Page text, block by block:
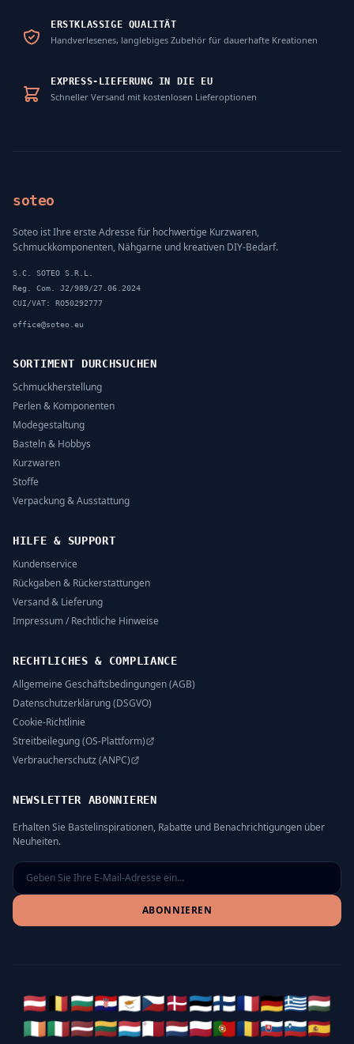
ERSTKLASSIGE QUALITÄT
Handverlesenes, langlebiges Zubehör für dauerhafte Kreationen
EXPRESS-LIEFERUNG IN DIE EU
Schneller Versand mit kostenlosen Lieferoptionen
soteo
Soteo ist Ihre erste Adresse für hochwertige Kurzwaren,
Schmuckkomponenten, Nähgarne und kreativen DIY-Bedarf.
S.C. SOTEO S.R.L.
Reg. Com. J2/989/27.06.2024
CUI/VAT: RO50292777
office@soteo.eu
SORTIMENT DURCHSUCHEN
Schmuckherstellung
Perlen & Komponenten
Modegestaltung
Basteln & Hobbys
Kurzwaren
Stoffe
Verpackung & Ausstattung
HILFE & SUPPORT
Kundenservice
Rückgaben & Rückerstattungen
Versand & Lieferung
Impressum / Rechtliche Hinweise
RECHTLICHES & COMPLIANCE
Allgemeine Geschäftsbedingungen (AGB)
Datenschutzerklärung (DSGVO)
Cookie-Richtlinie
Streitbeilegung (OS-Plattform)
Verbraucherschutz (ANPC)
NEWSLETTER ABONNIEREN
Erhalten Sie Bastelinspirationen, Rabatte und Benachrichtigungen über
Neuheiten.
ABONNIEREN
🇦🇹🇧🇪🇧🇬🇭🇷🇨🇾🇨🇿🇩🇰🇪🇪🇫🇮🇫🇷🇩🇪🇬🇷🇭🇺
🇮🇪🇮🇹🇱🇻🇱🇹🇱🇺🇲🇹🇳🇱🇵🇱🇵🇹🇷🇴🇸🇰🇸🇮🇪🇸